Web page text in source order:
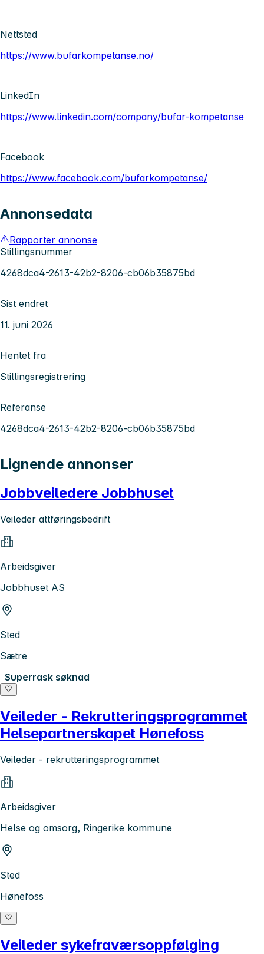
Nettsted
https://www.bufarkompetanse.no/
LinkedIn
https://www.linkedin.com/company/bufar-kompetanse
Facebook
https://www.facebook.com/bufarkompetanse/
Annonsedata
Rapporter annonse
Stillingsnummer
4268dca4-2613-42b2-8206-cb06b35875bd
Sist endret
11. juni 2026
Hentet fra
Stillingsregistrering
Referanse
4268dca4-2613-42b2-8206-cb06b35875bd
Lignende annonser
Jobbveiledere Jobbhuset
Veileder attføringsbedrift
Arbeidsgiver
Jobbhuset AS
Sted
Sætre
Superrask søknad
Veileder - Rekrutteringsprogrammet
Helsepartnerskapet Hønefoss
Veileder - rekrutteringsprogrammet
Arbeidsgiver
Helse og omsorg, Ringerike kommune
Sted
Hønefoss
Veileder sykefraværsoppfølging